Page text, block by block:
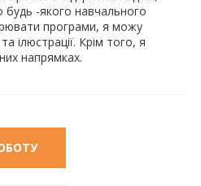
-якого навчального
програми, я можу
ілюстрації. Крім того, я
напрямках.